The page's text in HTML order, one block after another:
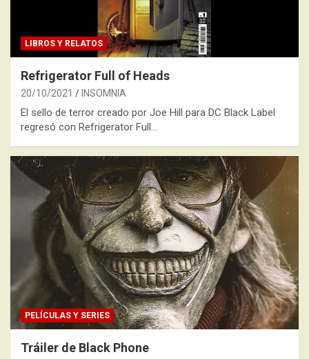
LIBROS Y RELATOS
Refrigerator Full of Heads
20/10/2021 INSOMNIA
El sello de terror creado por Joe Hill para DC Black Label
regresó con Refrigerator Full…
PELÍCULAS Y SERIES
Tráiler de Black Phone